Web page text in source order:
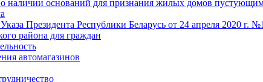
наличии оснований для признания жилых домов
Президента Республики Беларусь от 24 апреля 2020 г.
района для граждан
автомагазинов